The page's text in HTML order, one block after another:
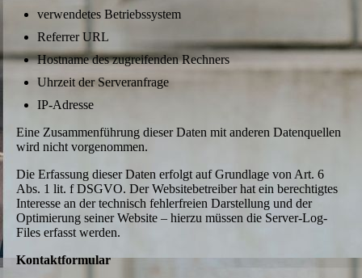
verwendetes Betriebssystem
Referrer URL
Hostname des zugreifenden Rechners
Uhrzeit der Serveranfrage
IP-Adresse
Eine Zusammenführung dieser Daten mit anderen Datenquellen
wird nicht vorgenommen.
Die Erfassung dieser Daten erfolgt auf Grundlage von Art. 6
Abs. 1 lit. f DSGVO. Der Websitebetreiber hat ein berechtigtes
Interesse an der technisch fehlerfreien Darstellung und der
Optimierung seiner Website – hierzu müssen die Server-Log-
Files erfasst werden.
Kontaktformular